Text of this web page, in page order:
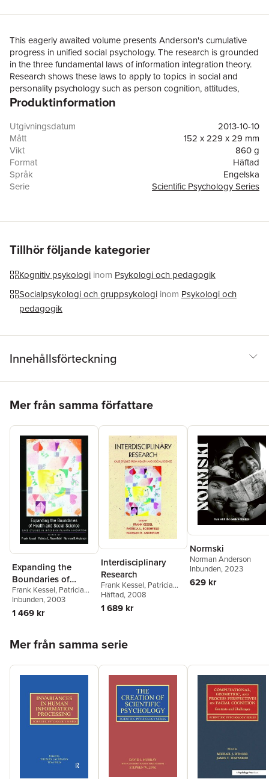
This eagerly awaited volume presents Anderson's cumulative
progress in unified social psychology. The research is grounded
in the three fundamental laws of information integration theory.
Research shows these laws to apply to topics in social and
personality psychology such as person cognition, attitudes,
moral cognition, social development, group dynamics and self-
Anderson's unique treatment of psychological processes.
Produktinformation
Utgivningsdatum
2013-10-10
Mått
152 x 229 x 29 mm
Vikt
860 g
Format
Häftad
Språk
Engelska
Serie
Scientific Psychology Series
ISBN
9780415653008
Tillhör följande kategorier
Kognitiv psykologi inom Psykologi och pedagogik
Socialpsykologi och gruppsykologi inom Psykologi och
pedagogik
Innehållsförteckning
Mer från samma författare
Expanding the
Boundaries of
Health and Social
Science
Frank Kessel, Patricia
Rosenfield,Norman
Anderson
Inbunden, 2003
1 469 kr
Interdisciplinary
Research
Frank Kessel, Patricia
Rosenfield,Norman
Anderson
Häftad, 2008
1 689 kr
Normski
Norman Anderson
Inbunden, 2023
629 kr
Mer från samma serie